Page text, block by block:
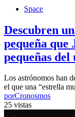
Space
Descubren
pequeña que
pequeñas del
Los astrónomos han
el que una “estrella
porCronosmos
25 vistas